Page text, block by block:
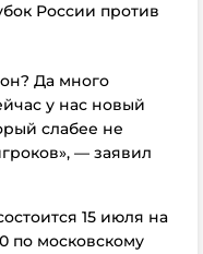
России против
Да много
у нас новый
слабее не
— заявил
15 июля на
по московскому